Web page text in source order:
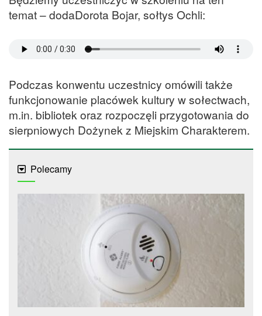
temat – dodaDorota Bojar, sołtys Ochli:
Podczas konwentu uczestnicy omówili także
funkcjonowanie placówek kultury w sołectwach,
m.in. bibliotek oraz rozpoczęli przygotowania do
sierpniowych Dożynek z Miejskim Charakterem.
Polecamy